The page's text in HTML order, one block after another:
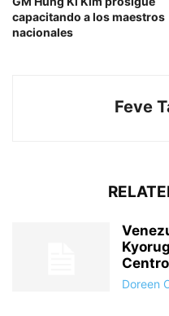
capacitando a los maestros
nacionales
Feve
Doreen